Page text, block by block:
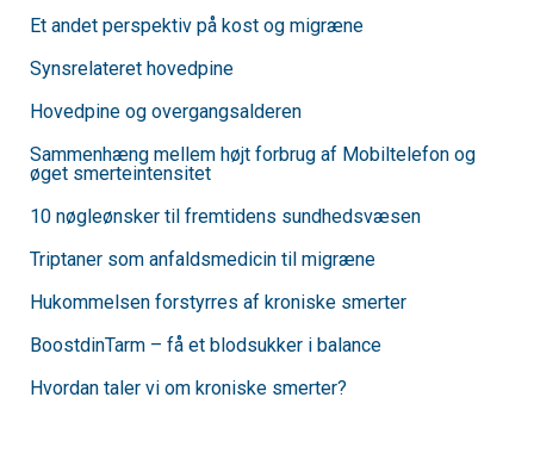
Et andet perspektiv på kost og migræne
Synsrelateret hovedpine
Hovedpine og overgangs­alderen
Sam­menhæng mellem højt forbrug af Mobil­telefon og
øget smerte­intensitet
10 nøgle­ønsker til fremtidens sundhedsvæsen
Triptaner som anfalds­medicin til migræne
Hukommelsen forstyrres af kroniske smerter
BoostdinTarm – få et blodsukker i balance
Hvordan taler vi om kroniske smerter?